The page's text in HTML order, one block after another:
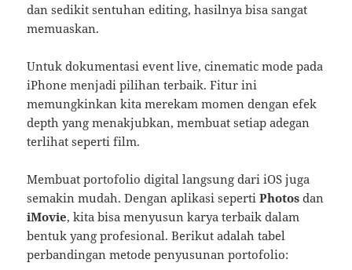
dan sedikit sentuhan editing, hasilnya bisa sangat
memuaskan.
Untuk dokumentasi event live, cinematic mode pada
iPhone menjadi pilihan terbaik. Fitur ini
memungkinkan kita merekam momen dengan efek
depth yang menakjubkan, membuat setiap adegan
terlihat seperti film.
Membuat portofolio digital langsung dari iOS juga
semakin mudah. Dengan aplikasi sepertiPhotos dan
iMovie, kita bisa menyusun karya terbaik dalam
bentuk yang profesional. Berikut adalah tabel
perbandingan metode penyusunan portofolio: